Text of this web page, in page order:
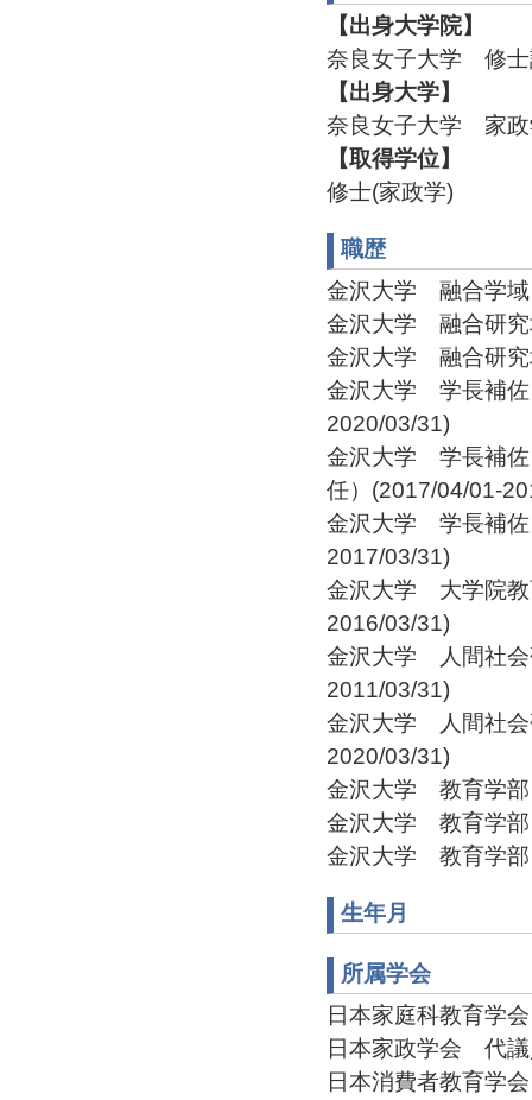
【出身大学院】
奈良女子大学 修
【出身大学】
奈良女子大学 家
【取得学位】
修士(家政学)
職歴
金沢大学 融合学
金沢大学 融合研
金沢大学 融合研
金沢大学 学長補
2020/03/31)
金沢大学 学長補佐
任）(2017/04/01-
金沢大学 学長補
2017/03/31)
金沢大学 大学院
2016/03/31)
金沢大学 人間社
2011/03/31)
金沢大学 人間社
2020/03/31)
金沢大学 教育学
金沢大学 教育学
金沢大学 教育学
生年月
所属学会
日本家庭科教育学会
日本家政学会 代
日本消費者教育学